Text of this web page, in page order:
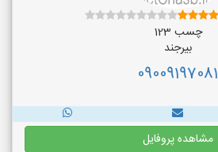
چسب 123
بیرجند
09009197081
مشاهده پروفایل